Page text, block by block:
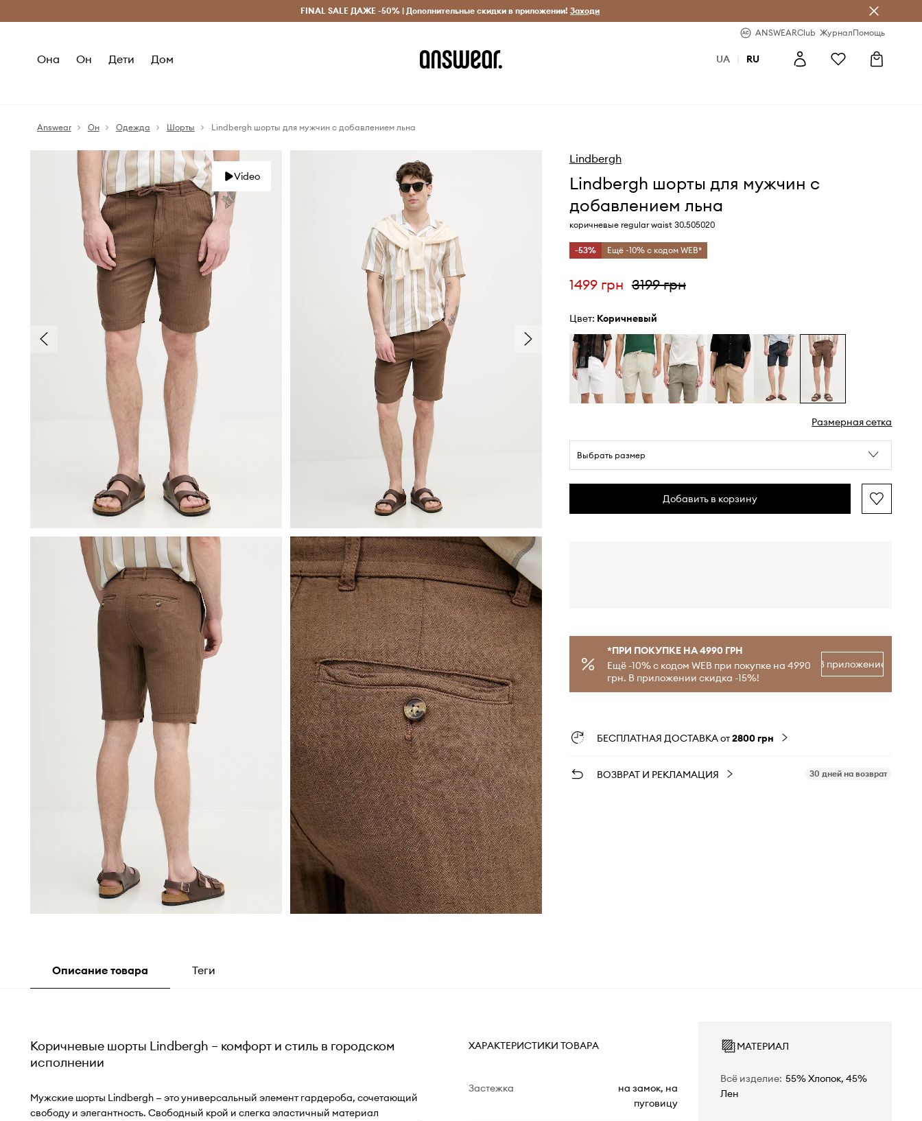
Бесплатная доставка из ЕС (от 2800 грн) Исключительно оригинальные товары Экономь с Answear Club
FINAL SALE ДАЖЕ -50% | Дополнительные скидки в приложении! Заходи
ANSWEARClub ЖурналПомощь
Она Он Дети Дом UA | RU
Answear Он Одежда Шорты Lindbergh шорты для мужчин с добавлением льна
Video
Lindbergh
Lindbergh шорты для мужчин с
добавлением льна
коричневые regular waist 30.505020
-53% Ещё -10% с кодом WEB*
1499 грн 3199 грн
Цвет: коричневый
Размерная сетка
Выбрать размер
Добавить в корзину
*ПРИ ПОКУПКЕ НА 4990 ГРН
Ещё -10% с кодом WEB при покупке на 4990
грн. В приложении скидка -15%!
В приложение
БЕСПЛАТНАЯ ДОСТАВКА от2800 грн
ВОЗВРАТ И РЕКЛАМАЦИЯ 30 дней на возврат
Описание товара Теги
Коричневые шорты Lindbergh – комфорт и стиль в городском
исполнении
Мужские шорты Lindbergh — это универсальный элемент гардероба, сочетающий
свободу и элегантность. Свободный крой и слегка эластичный материал
ХАРАКТЕРИСТИКИ ТОВАРА
Застежка
на замок, на
пуговицу
МАТЕРИАЛ
Всё изделие: 55% Хлопок, 45%
Лен